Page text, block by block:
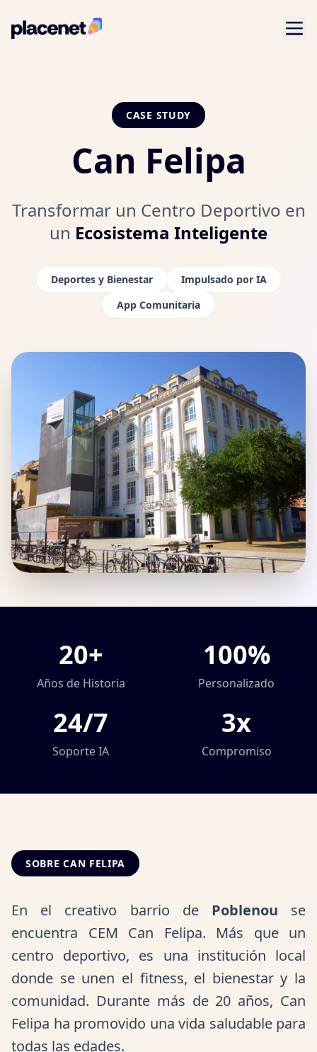
CASE STUDY
Can Felipa
Transformar un Centro Deportivo en
un Ecosistema Inteligente
Deportes y Bienestar
Impulsado por IA
App Comunitaria
20+
Años de Historia
100%
Personalizado
24/7
Soporte IA
3x
Compromiso
SOBRE CAN FELIPA
En el creativo barrio de Poblenou se
encuentra CEM Can Felipa. Más que un
centro deportivo, es una institución local
donde se unen el fitness, el bienestar y la
comunidad. Durante más de 20 años, Can
Felipa ha promovido una vida saludable para
todas las edades.